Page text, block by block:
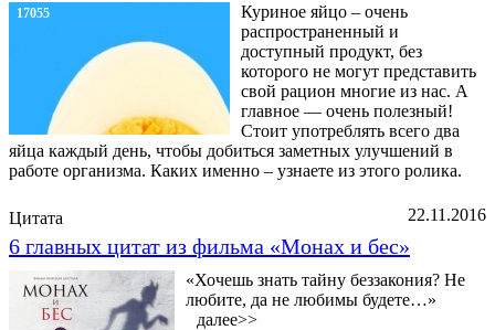
17055
Куриное яйцо – очень
распространенный и
доступный продукт, без
которого не могут представить
свой рацион многие из нас. А
главное — очень полезный!
Стоит употреблять всего два
яйца каждый день, чтобы добиться заметных улучшений в
работе организма. Каких именно – узнаете из этого ролика.
22.11.2016
Цитата
6 главных цитат из фильма «Монах и бес»
«Хочешь знать тайну беззакония? Не
любите, да не любимы будете…»
далее>>